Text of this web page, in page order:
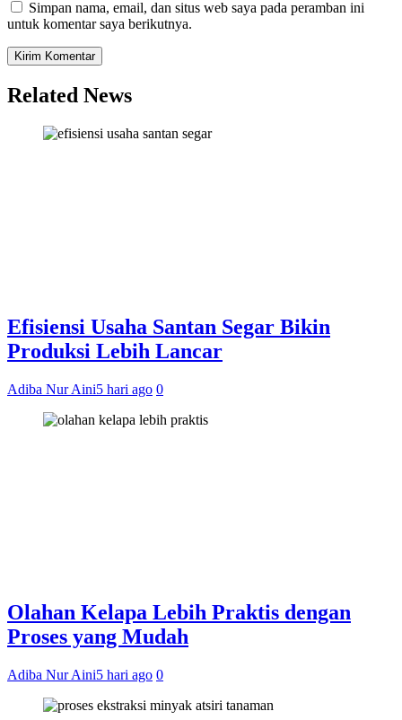
Simpan nama, email, dan situs web saya pada peramban ini
untuk komentar saya berikutnya.
Related News
Efisiensi Usaha Santan Segar Bikin
Produksi Lebih Lancar
Adiba Nur Aini5 hari ago 0
Olahan Kelapa Lebih Praktis dengan
Proses yang Mudah
Adiba Nur Aini5 hari ago 0